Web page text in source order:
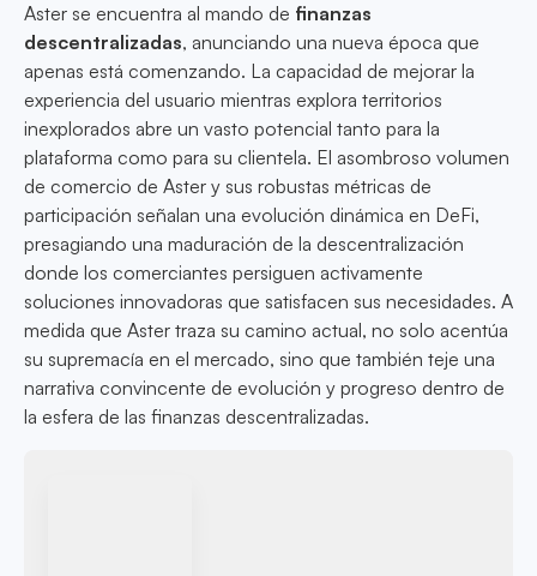
Aster se encuentra al mando de finanzas
descentralizadas, anunciando una nueva época que
apenas está comenzando. La capacidad de mejorar la
experiencia del usuario mientras explora territorios
inexplorados abre un vasto potencial tanto para la
plataforma como para su clientela. El asombroso volumen
de comercio de Aster y sus robustas métricas de
participación señalan una evolución dinámica en DeFi,
presagiando una maduración de la descentralización
donde los comerciantes persiguen activamente
soluciones innovadoras que satisfacen sus necesidades. A
medida que Aster traza su camino actual, no solo acentúa
su supremacía en el mercado, sino que también teje una
narrativa convincente de evolución y progreso dentro de
la esfera de las finanzas descentralizadas.